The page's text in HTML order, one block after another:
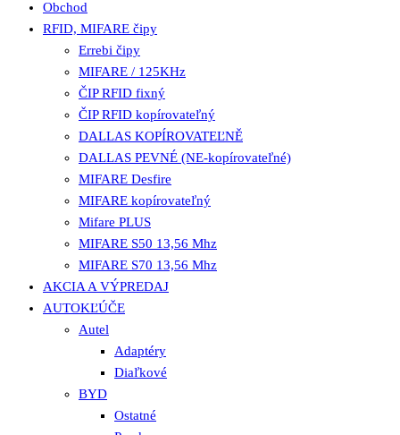
Obchod
RFID, MIFARE čipy
Errebi čipy
MIFARE / 125KHz
ČIP RFID fixný
ČIP RFID kopírovateľný
DALLAS KOPÍROVATEĽNĚ
DALLAS PEVNÉ (NE-kopírovateľné)
MIFARE Desfire
MIFARE kopírovateľný
Mifare PLUS
MIFARE S50 13,56 Mhz
MIFARE S70 13,56 Mhz
AKCIA A VÝPREDAJ
AUTOKĽÚČE
Autel
Adaptéry
Diaľkové
BYD
Ostatné